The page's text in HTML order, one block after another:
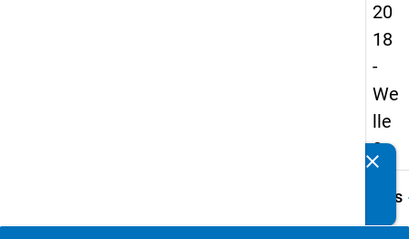
20
18
-
We
lle
3
Details
clear